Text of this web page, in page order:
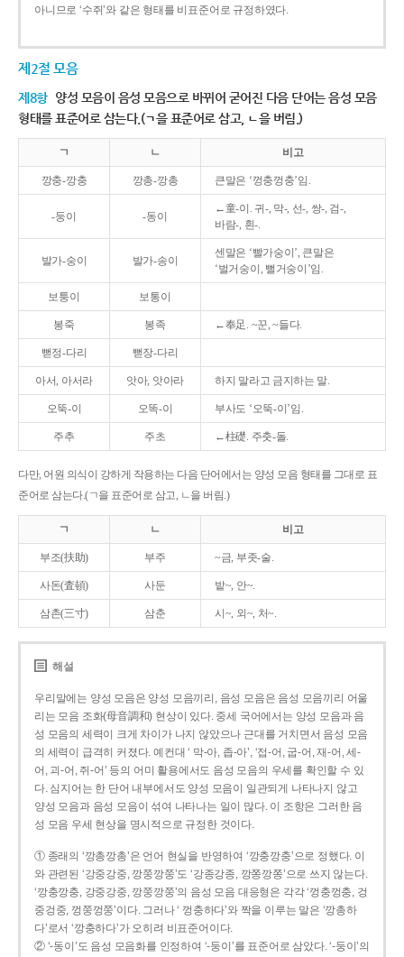
아니므로 ‘수쥐’와 같은 형태를 비표준어로 규정하였다.
제2절 모음
제8항 양성 모음이 음성 모음으로 바뀌어 굳어진 다음 단어는 음성 모음
형태를 표준어로 삼는다.(ㄱ을 표준어로 삼고, ㄴ을 버림.)
ㄱ ㄴ 비고
깡충-깡충 깡총-깡총 큰말은 ‘껑충껑충’임.
-둥이 -동이
←童-이. 귀-, 막-, 선-, 쌍-, 검-,
바람-, 흰-.
발가-숭이 발가-송이
센말은 ‘빨가숭이’, 큰말은
‘벌거숭이, 뻘거숭이’임.
보퉁이 보통이
봉죽 봉족 ←奉足. ~꾼, ~들다.
뻗정-다리 뻗장-다리
아서, 아서라 앗아, 앗아라 하지 말라고 금지하는 말.
오뚝-이 오똑-이 부사도 ‘오뚝-이’임.
주추 주초 ←柱礎. 주춧-돌.
다만, 어원 의식이 강하게 작용하는 다음 단어에서는 양성 모음 형태를 그대로 표
준어로 삼는다.(ㄱ을 표준어로 삼고, ㄴ을 버림.)
ㄱ ㄴ 비고
부조(扶助) 부주 ~금, 부좃-술.
사돈(査頓) 사둔 밭~, 안~.
삼촌(三寸) 삼춘 시~, 외~, 처~.
해설
우리말에는 양성 모음은 양성 모음끼리, 음성 모음은 음성 모음끼리 어울
리는 모음 조화(母音調和) 현상이 있다. 중세 국어에서는 양성 모음과 음
성 모음의 세력이 크게 차이가 나지 않았으나 근대를 거치면서 음성 모음
의 세력이 급격히 커졌다. 예컨대 ‘ 막-아, 좁-아’, ‘접-어, 굽-어, 재-어, 세-
어, 괴-어, 쥐-어’ 등의 어미 활용에서도 음성 모음의 우세를 확인할 수 있
다. 심지어는 한 단어 내부에서도 양성 모음이 일관되게 나타나지 않고
양성 모음과 음성 모음이 섞여 나타나는 일이 많다. 이 조항은 그러한 음
성 모음 우세 현상을 명시적으로 규정한 것이다.
① 종래의 ‘깡총깡총’은 언어 현실을 반영하여 ‘깡충깡충’으로 정했다. 이
와 관련된 ‘강중강중, 깡쭝깡쭝’도 ‘강종강종, 깡쫑깡쫑’으로 쓰지 않는다.
‘깡충깡충, 강중강중, 깡쭝깡쭝’의 음성 모음 대응형은 각각 ‘껑충껑충, 겅
중겅중, 껑쭝껑쭝’이다. 그러나 ‘ 껑충하다’와 짝을 이루는 말은 ‘깡총하
다’로서 ‘깡충하다’가 오히려 비표준어이다.
② ‘-동이’도 음성 모음화를 인정하여 ‘-둥이’를 표준어로 삼았다. ‘-둥이’의